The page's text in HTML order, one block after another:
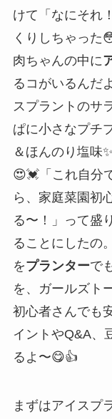
けて「なにそれ
くりしちゃった
肉ちゃんの中に
るコがいるんだ
スプラントのサ
ぱに小さなプチ
＆ほんのり塩味
😍💓「これ自分
ら、家庭菜園初
る〜！」って盛
ることにしたの
をプランターで
を、ガールズト
初心者さんでも
イントやQ&A、
るよ〜😋👍
まずはアイスプ